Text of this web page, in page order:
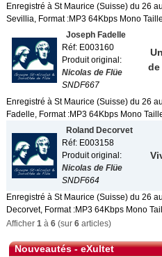
Enregistré à St Maurice (Suisse) du 26
Sevillia, Format :MP3 64Kbps Mono
Joseph Fadelle
Réf: E003160
Produit original:
Nicolas de Flüe
SNDF667
de
Enregistré à St Maurice (Suisse) du 26
Fadelle, Format :MP3 64Kbps Mono
Roland Decorvet
Réf: E003158
Produit original:
Nicolas de Flüe
SNDF664
Enregistré à St Maurice (Suisse) du 26
Decorvet, Format :MP3 64Kbps Mono
Afficher 1 à 6 (sur 6 articles)
Nouveautés - eXultet